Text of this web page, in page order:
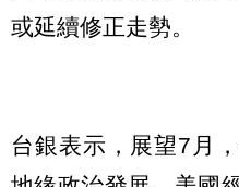
或延續修正走勢。
台銀表示，展望7月